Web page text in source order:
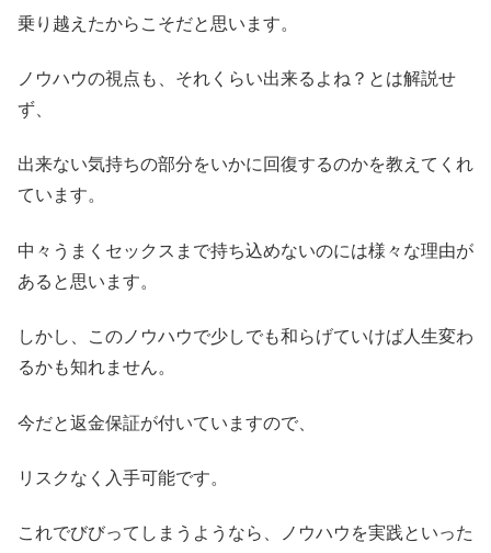
乗り越えたからこそだと思います。
ノウハウの視点も、それくらい出来るよね？とは解説せ
ず、
出来ない気持ちの部分をいかに回復するのかを教えてくれ
ています。
中々うまくセックスまで持ち込めないのには様々な理由が
あると思います。
しかし、このノウハウで少しでも和らげていけば人生変わ
るかも知れません。
今だと返金保証が付いていますので、
リスクなく入手可能です。
これでびびってしまうようなら、ノウハウを実践といった